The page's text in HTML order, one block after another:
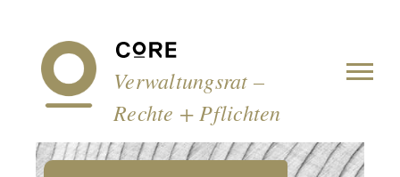
Verwaltungsrat –
Rechte + Pflichten